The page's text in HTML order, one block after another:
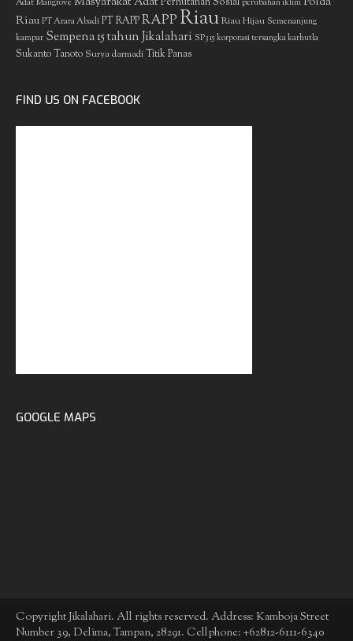
Mangrove perubahan iklim
Riau PT Arara Abadi PT RAPPRAPPRiauRiau Hijau Semenanjung
kampar Sempena 15 tahun Jikalahari SP3 15 korporasi tersangka karhutla
Sukanto Tanoto Surya darmadiTitik Panas
FIND US ON FACEBOOK
GOOGLE MAPS
Copyright Jikalahari. All rights reserved. Address: Kamboja Street
Number 39, Delima, Tampan, 28291. Cellphone: +62812-6111-6340